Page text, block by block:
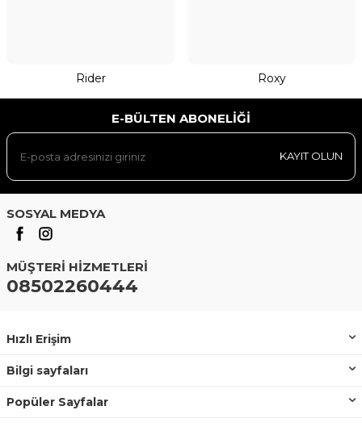
Rider Roxy
E-BÜLTEN ABONELIĞI
KAYIT OLUN
SOSYAL MEDYA
MÜŞTERI HIZMETLERI
08502260444
Hızlı Erişim
Bilgi sayfaları
Popüler Sayfalar